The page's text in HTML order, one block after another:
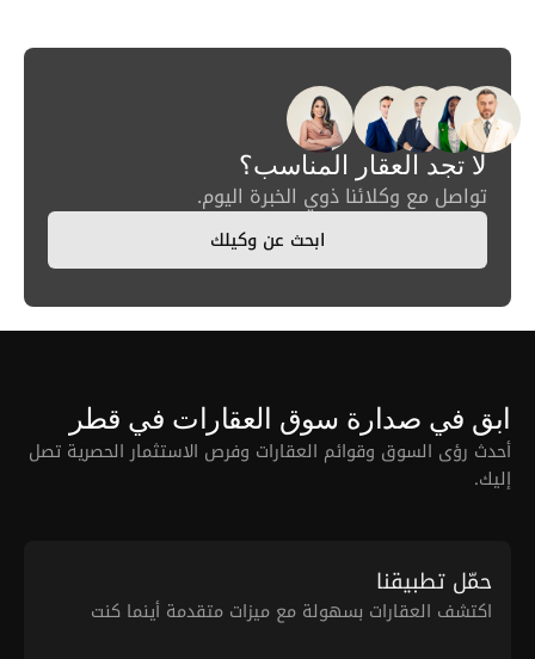
لا تجد العقار المناسب؟
تواصل مع وكلائنا ذوي الخبرة اليوم.
ابحث عن وكيلك
ابق في صدارة سوق العقارات في قطر
أحدث رؤى السوق وقوائم العقارات وفرص الاستثمار الحصرية تصل
إليك.
حمّل تطبيقنا
اكتشف العقارات بسهولة مع ميزات متقدمة أينما كنت